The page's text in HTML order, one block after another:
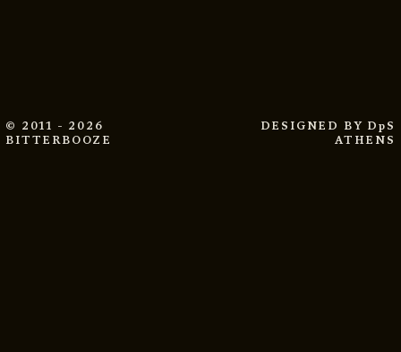
© 2011 - 2026
BITTERBOOZE
DESIGNED BY DpS
ATHENS